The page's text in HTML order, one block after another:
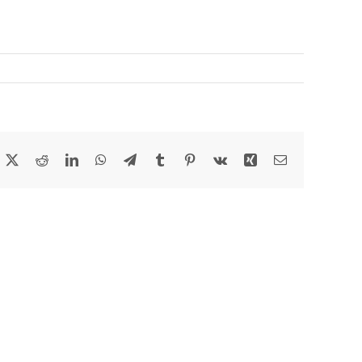
Reddit LinkedInWhatsAppTelegram
TumblrPinterest
Vk Xing